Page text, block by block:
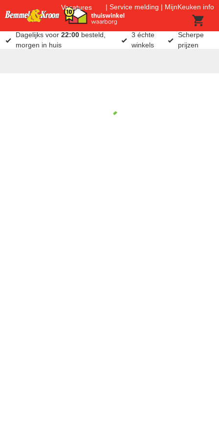
Vacatures Service melding MijnKeuken info
Dagelijks voor22:00 besteld,
morgen in huis
3 échte
winkels
Scherpe
prijzen